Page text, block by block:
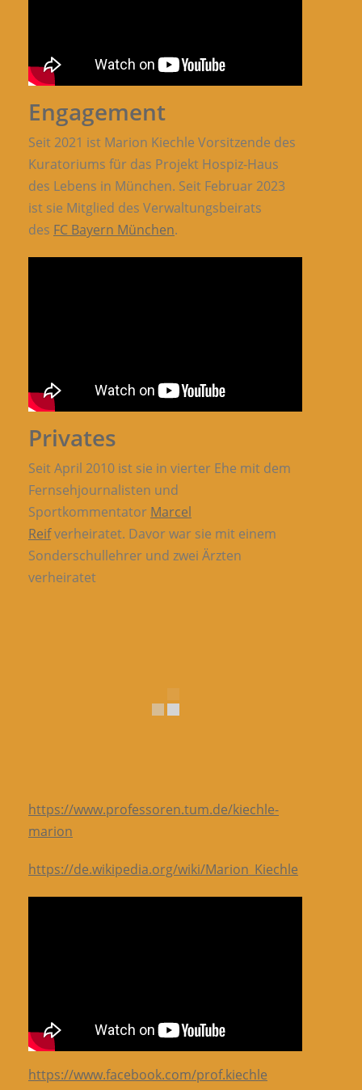
Engagement
Seit 2021 ist Marion Kiechle Vorsitzende des
Kuratoriums für das Projekt Hospiz-Haus
des Lebens in München. Seit Februar 2023
ist sie Mitglied des Verwaltungsbeirats
des FC Bayern München.
Privates
Seit April 2010 ist sie in vierter Ehe mit dem
Fernsehjournalisten und
Sportkommentator Marcel
Reifverheiratet. Davor war sie mit einem
Sonderschullehrer und zwei Ärzten
verheiratet
https://www.professoren.tum.de/kiechle-
marion
https://de.wikipedia.org/wiki/Marion_Kiechle
https://www.facebook.com/prof.kiechle